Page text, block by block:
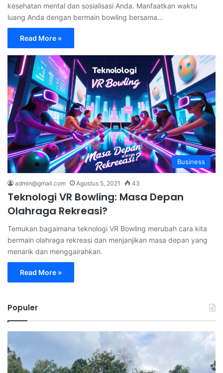
kesehatan mental dan sosialisasi Anda. Manfaatkan waktu
luang Anda dengan bermain bowling bersama…
Read More »
Business
admin@gmail.com Agustus 5, 2021 43
Teknologi VR Bowling: Masa Depan
Olahraga Rekreasi?
Temukan bagaimana teknologi VR Bowling merubah cara kita
bermain olahraga rekreasi dan menjanjikan masa depan yang
menarik dan menggairahkan.
Read More »
Populer